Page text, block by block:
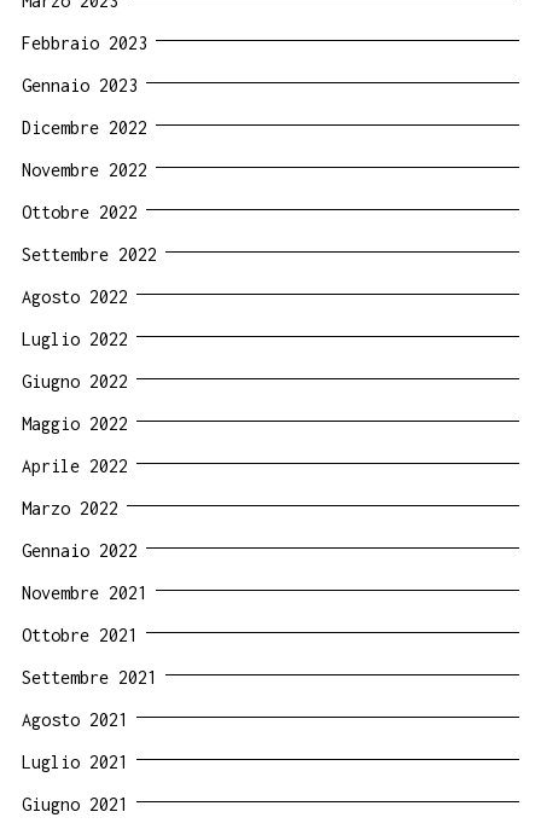
Febbraio 2023
Gennaio 2023
Dicembre 2022
Novembre 2022
Ottobre 2022
Settembre 2022
Agosto 2022
Luglio 2022
Giugno 2022
Maggio 2022
Aprile 2022
Marzo 2022
Gennaio 2022
Novembre 2021
Ottobre 2021
Settembre 2021
Agosto 2021
Luglio 2021
Giugno 2021